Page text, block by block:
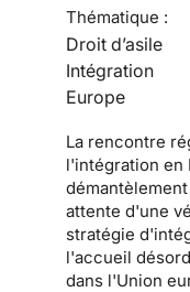
Thématique :
Droit d’asile
Intégration
Europe
La rencontre
l'intégration en
attente d'une
stratégie
l'accueil
dans l'Union